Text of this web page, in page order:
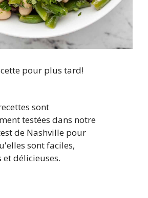
pour plus tard!
sont
testées dans notre
de Nashville pour
sont faciles,
délicieuses.